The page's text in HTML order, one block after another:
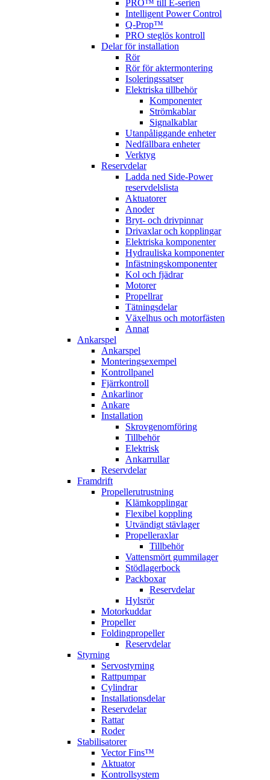
PRO™ till E-serien
Intelligent Power Control
Q-Prop™
PRO steglös kontroll
Delar för installation
Rör
Rör för aktermontering
Isoleringssatser
Elektriska tillbehör
Komponenter
Strömkablar
Signalkablar
Utanpåliggande enheter
Nedfällbara enheter
Verktyg
Reservdelar
Ladda ned Side-Power
reservdelslista
Aktuatorer
Anoder
Bryt- och drivpinnar
Drivaxlar och kopplingar
Elektriska komponenter
Hydrauliska komponenter
Infästningskomponenter
Kol och fjädrar
Motorer
Propellrar
Tätningsdelar
Växelhus och motorfästen
Annat
Ankarspel
Ankarspel
Monteringsexempel
Kontrollpanel
Fjärrkontroll
Ankarlinor
Ankare
Installation
Skrovgenomföring
Tillbehör
Elektrisk
Ankarrullar
Reservdelar
Framdrift
Propellerutrustning
Klämkopplingar
Flexibel koppling
Utvändigt stävlager
Propelleraxlar
Tillbehör
Vattensmört gummilager
Stödlagerbock
Packboxar
Reservdelar
Hylsrör
Motorkuddar
Propeller
Foldingpropeller
Reservdelar
Styrning
Servostyrning
Rattpumpar
Cylindrar
Installationsdelar
Reservdelar
Rattar
Roder
Stabilisatorer
Vector Fins™
Aktuator
Kontrollsystem